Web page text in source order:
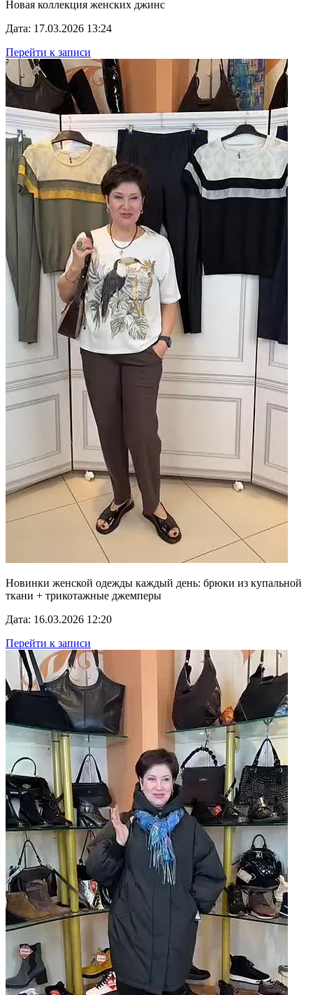
Новая коллекция женских джинс
Дата: 17.03.2026 13:24
Перейти к записи
Новинки женской одежды каждый день: брюки из купальной
ткани + трикотажные джемперы
Дата: 16.03.2026 12:20
Перейти к записи